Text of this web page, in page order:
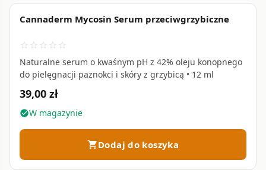
Cannaderm Mycosin Serum przeciwgrzybiczne
star_border star_border star_border star_border star_border
Naturalne serum o kwaśnym pH z 42% oleju konopnego
do pielęgnacji paznokci i skóry z grzybicą • 12 ml
39,00 zł
check_circleW magazynie
shopping_cartDodaj do koszyka